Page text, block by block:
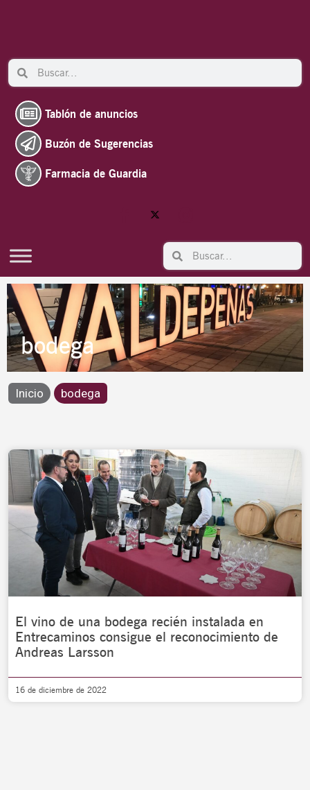
Search Search
Tablón de anuncios
Buzón de Sugerencias
Farmacia de Guardia
Search Search
bodega
Inicio bodega
El vino de una bodega recién instalada en
Entrecaminos consigue el reconocimiento de
Andreas Larsson
16 de diciembre de 2022